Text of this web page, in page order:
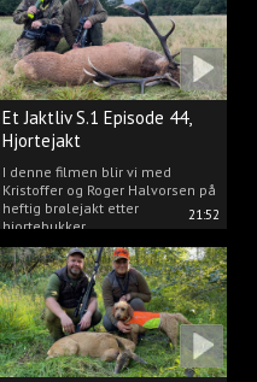
21:52
Et Jaktliv S.1 Episode 44,
Hjortejakt
I denne filmen blir vi med
Kristoffer og Roger Halvorsen på
heftig brølejakt etter
hjortebukker.